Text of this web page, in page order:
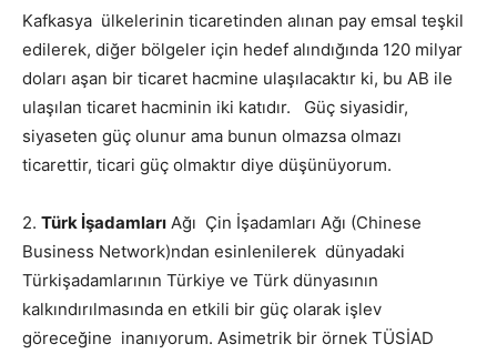
Kafkasya ülkelerinin ticaretinden alınan pay emsal teşkil
edilerek, diğer bölgeler için hedef alındığında 120 milyar
doları aşan bir ticaret hacmine ulaşılacaktır ki, bu AB ile
ulaşılan ticaret hacminin iki katıdır. Güç siyasidir,
siyaseten güç olunur ama bunun olmazsa olmazı
ticarettir, ticari güç olmaktır diye düşünüyorum.
2. Türk İşadamları Ağı Çin İşadamları Ağı (Chinese
Business Network)ndan esinlenilerek dünyadaki
Türkişadamlarının Türkiye ve Türk dünyasının
kalkındırılmasında en etkili bir güç olarak işlev
göreceğine inanıyorum. Asimetrik bir örnek TÜSİAD